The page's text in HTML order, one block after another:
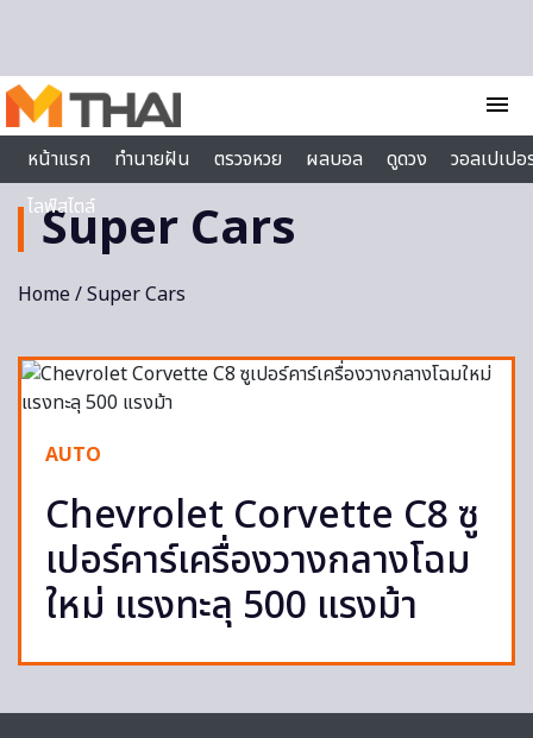
menu
หน้าแรก
ทำนายฝัน ตรวจหวย ผลบอล ดูดวง
วอลเปเป
ไลฟ์สไตล์
Super Cars
Home/ Super Cars
AUTO
Chevrolet Corvette C8 ซู
เปอร์คาร์เครื่องวางกลางโฉม
ใหม่ แรงทะลุ 500 แรงม้า